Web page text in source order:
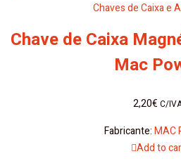
Chaves de Caixa e
Chave de Caixa
Mac
2,20€ C/
Fabricante:MAC
Add to